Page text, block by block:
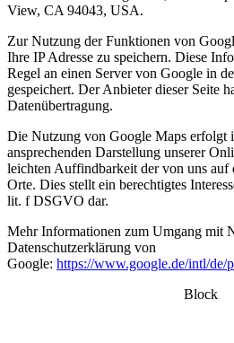
View, CA 94043, USA.
Zur Nutzung der Funktionen von
Ihre IP Adresse zu speichern. Diese
Regel an einen Server von Google in
gespeichert. Der Anbieter dieser Seite
Datenübertragung.
Die Nutzung von Google Maps erfolgt
ansprechenden Darstellung unserer
leichten Auffindbarkeit der von uns auf
Orte. Dies stellt ein berechtigtes
lit. f DSGVO dar.
Mehr Informationen zum Umgang mit
Datenschutzerklärung von
Google: https://www.google.de/intl/de/
Block